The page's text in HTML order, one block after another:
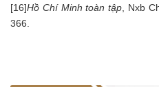
[16]Hồ Chí Minh toàn tập, Nxb
366.